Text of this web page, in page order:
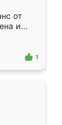
от
и
1